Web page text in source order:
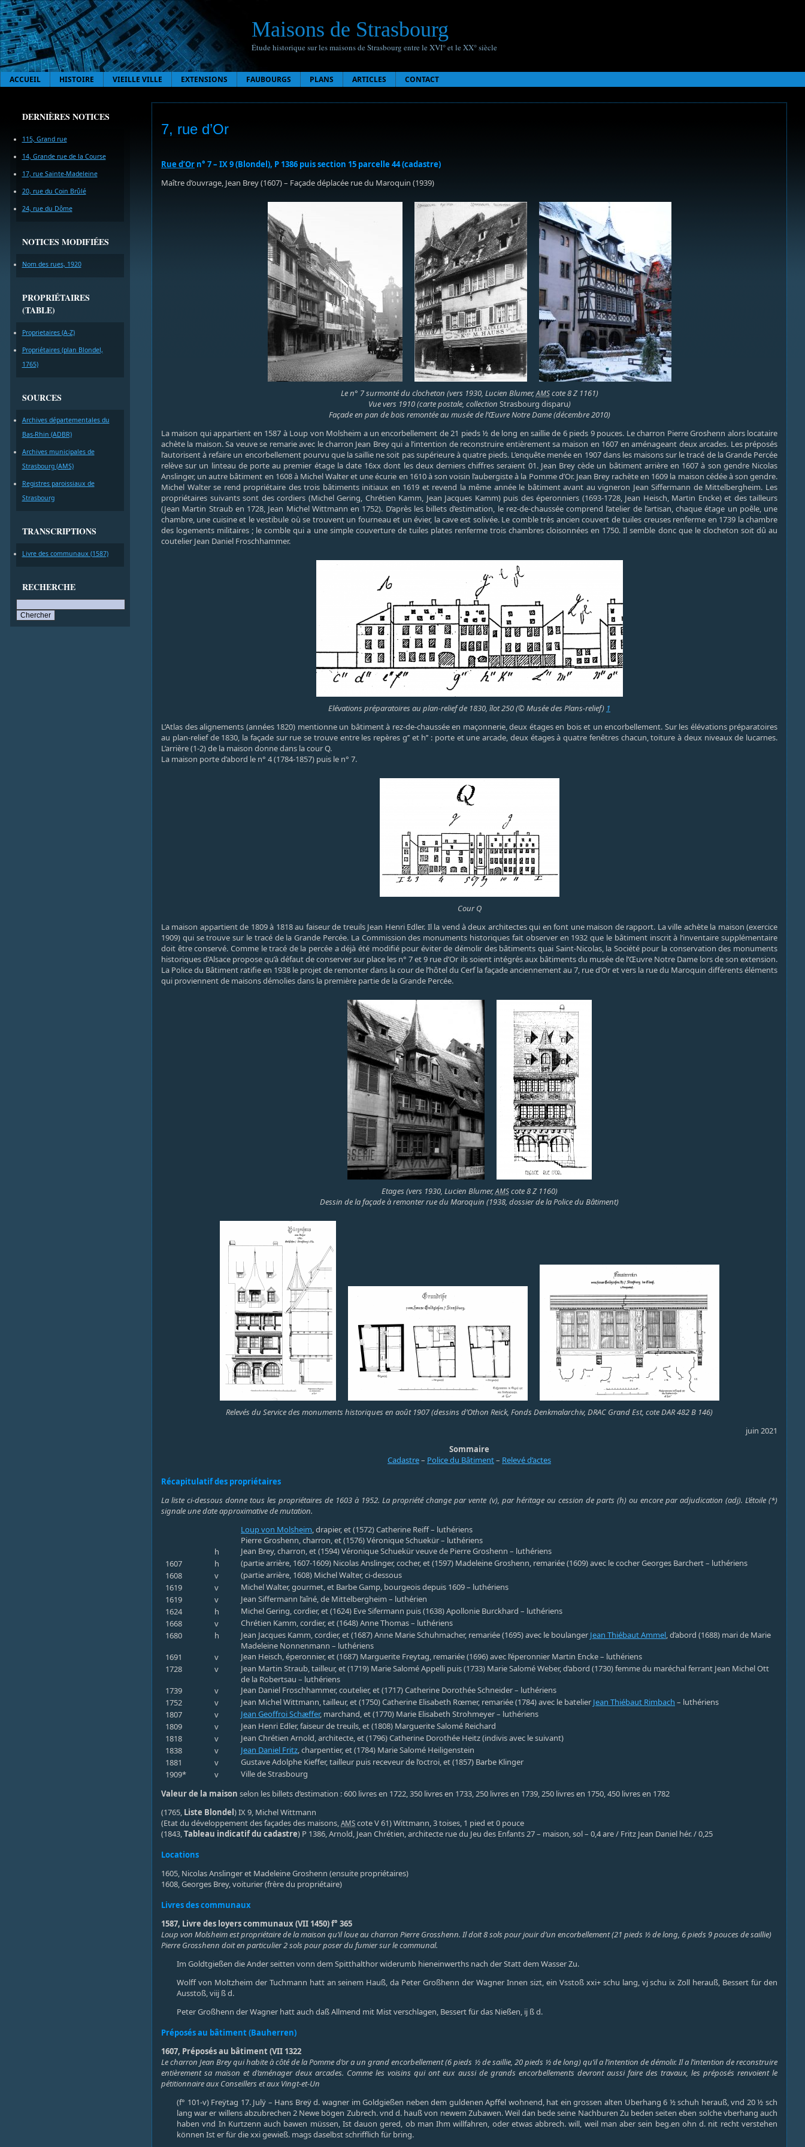
Maisons de Strasbourg
Étude historique sur les maisons de Strasbourg entre le XVI° et le XX° siècle
ACCUEIL HISTOIRE VIEILLE VILLE EXTENSIONS FAUBOURGS PLANS ARTICLES CONTACT
DERNIÈRES NOTICES
115, Grand rue
14, Grande rue de la Course
17, rue Sainte-Madeleine
20, rue du Coin Brûlé
24, rue du Dôme
NOTICES MODIFIÉES
Nom des rues, 1920
PROPRIÉTAIRES
(TABLE)
Proprietaires (A-Z)
Propriétaires (plan Blondel,
1765)
SOURCES
Archives départementales du
Bas-Rhin (ADBR)
Archives municipales de
Strasbourg (AMS)
Registres paroissiaux de
Strasbourg
TRANSCRIPTIONS
Livre des communaux (1587)
RECHERCHE
7, rue d’Or
Rue d’Or n° 7 – IX 9 (Blondel), P 1386 puis section 15 parcelle 44 (cadastre)
Maître d’ouvrage, Jean Brey (1607) – Façade déplacée rue du Maroquin (1939)
Le n° 7 surmonté du clocheton (vers 1930, Lucien Blumer,AMScote 8 Z 1161)
Vue vers 1910 (carte postale, collection Strasbourg disparu)
Façade en pan de bois remontée au musée de l’Œuvre Notre Dame (décembre 2010)
La maison qui appartient en 1587 à Loup von Molsheim a un encorbellement de 21 pieds ½ de long en saillie de 6 pieds 9 pouces. Le charron Pierre Groshenn alors locataire
achète la maison. Sa veuve se remarie avec le charron Jean Brey qui a l’intention de reconstruire entièrement sa maison en 1607 en aménageant deux arcades. Les préposés
l’autorisent à refaire un encorbellement pourvu que la saillie ne soit pas supérieure à quatre pieds. L’enquête menée en 1907 dans les maisons sur le tracé de la Grande Percée
relève sur un linteau de porte au premier étage la date 16xx dont les deux derniers chiffres seraient 01. Jean Brey cède un bâtiment arrière en 1607 à son gendre Nicolas
Anslinger, un autre bâtiment en 1608 à Michel Walter et une écurie en 1610 à son voisin l’aubergiste à la Pomme d’Or. Jean Brey rachète en 1609 la maison cédée à son gendre.
Michel Walter se rend propriétaire des trois bâtiments initiaux en 1619 et revend la même année le bâtiment avant au vigneron Jean Siffermann de Mittelbergheim. Les
propriétaires suivants sont des cordiers (Michel Gering, Chrétien Kamm, Jean Jacques Kamm) puis des éperonniers (1693-1728, Jean Heisch, Martin Encke) et des tailleurs
(Jean Martin Straub en 1728, Jean Michel Wittmann en 1752). D’après les billets d’estimation, le rez-de-chaussée comprend l’atelier de l’artisan, chaque étage un poêle, une
chambre, une cuisine et le vestibule où se trouvent un fourneau et un évier, la cave est solivée. Le comble très ancien couvert de tuiles creuses renferme en 1739 la chambre
des logements militaires ; le comble qui a une simple couverture de tuiles plates renferme trois chambres cloisonnées en 1750. Il semble donc que le clocheton soit dû au
coutelier Jean Daniel Froschhammer.
Elévations préparatoires au plan-relief de 1830, îlot 250 (© Musée des Plans-relief) 1
L’Atlas des alignements (années 1820) mentionne un bâtiment à rez-de-chaussée en maçonnerie, deux étages en bois et un encorbellement. Sur les élévations préparatoires
au plan-relief de 1830, la façade sur rue se trouve entre les repères g’’ et h’’ : porte et une arcade, deux étages à quatre fenêtres chacun, toiture à deux niveaux de lucarnes.
L’arrière (1-2) de la maison donne dans la cour Q.
La maison porte d’abord le n° 4 (1784-1857) puis le n° 7.
Cour Q
La maison appartient de 1809 à 1818 au faiseur de treuils Jean Henri Edler. Il la vend à deux architectes qui en font une maison de rapport. La ville achète la maison (exercice
1909) qui se trouve sur le tracé de la Grande Percée. La Commission des monuments historiques fait observer en 1932 que le bâtiment inscrit à l’inventaire supplémentaire
doit être conservé. Comme le tracé de la percée a déjà été modifié pour éviter de démolir des bâtiments quai Saint-Nicolas, la Société pour la conservation des monuments
historiques d’Alsace propose qu’à défaut de conserver sur place les n° 7 et 9 rue d’Or ils soient intégrés aux bâtiments du musée de l’Œuvre Notre Dame lors de son extension.
La Police du Bâtiment ratifie en 1938 le projet de remonter dans la cour de l’hôtel du Cerf la façade anciennement au 7, rue d’Or et vers la rue du Maroquin différents éléments
qui proviennent de maisons démolies dans la première partie de la Grande Percée.
Etages (vers 1930, Lucien Blumer,AMScote 8 Z 1160)
Dessin de la façade à remonter rue du Maroquin (1938, dossier de la Police du Bâtiment)
Relevés du Service des monuments historiques en août 1907 (dessins d’Othon Reick, Fonds Denkmalarchiv, DRAC Grand Est, cote DAR 482 B 146)
juin 2021
Sommaire
Cadastre– Police du Bâtiment– Relevé d’actes
Récapitulatif des propriétaires
La liste ci-dessous donne tous les propriétaires de 1603 à 1952. La propriété change par vente (v), par héritage ou cession de parts (h) ou encore par adjudication (adj). L’étoile (*)
signale une date approximative de mutation.
Loup von Molsheim , drapier, et (1572) Catherine Reiff – luthériens
Pierre Groshenn, charron, et (1576) Véronique Schuekür – luthériens
h
Jean Brey, charron, et (1594) Véronique Schuekür veuve de Pierre Groshenn – luthériens
1607
h
(partie arrière, 1607-1609) Nicolas Anslinger, cocher, et (1597) Madeleine Groshenn, remariée (1609) avec le cocher Georges Barchert – luthériens
1608
v
(partie arrière, 1608) Michel Walter, ci-dessous
1619
v
Michel Walter, gourmet, et Barbe Gamp, bourgeois depuis 1609 – luthériens
1619
v
Jean Siffermann l’aîné, de Mittelbergheim – luthérien
1624
h
Michel Gering, cordier, et (1624) Eve Sifermann puis (1638) Apollonie Burckhard – luthériens
1668
v
Chrétien Kamm, cordier, et (1648) Anne Thomas – luthériens
1680
h Jean Jacques Kamm, cordier, et (1687) Anne Marie Schuhmacher, remariée (1695) avec le boulanger Jean Thiébaut Ammel , d’abord (1688) mari de Marie
Madeleine Nonnenmann – luthériens
1691
v
Jean Heisch, éperonnier, et (1687) Marguerite Freytag, remariée (1696) avec l’éperonnier Martin Encke – luthériens
1728
v
Jean Martin Straub, tailleur, et (1719) Marie Salomé Appelli puis (1733) Marie Salomé Weber, d’abord (1730) femme du maréchal ferrant Jean Michel Ott
de la Robertsau – luthériens
1739
v
Jean Daniel Froschhammer, coutelier, et (1717) Catherine Dorothée Schneider – luthériens
1752
v Jean Michel Wittmann, tailleur, et (1750) Catherine Elisabeth Rœmer, remariée (1784) avec le batelier Jean Thiébaut Rimbach – luthériens
1807
v Jean Geoffroi Schæffer, marchand, et (1770) Marie Elisabeth Strohmeyer – luthériens
1809
v
Jean Henri Edler, faiseur de treuils, et (1808) Marguerite Salomé Reichard
1818
v
Jean Chrétien Arnold, architecte, et (1796) Catherine Dorothée Heitz (indivis avec le suivant)
1838
v Jean Daniel Fritz , charpentier, et (1784) Marie Salomé Heiligenstein
1881
v
Gustave Adolphe Kieffer, tailleur puis receveur de l’octroi, et (1857) Barbe Klinger
1909*
v
Ville de Strasbourg
Valeur de la maison selon les billets d’estimation : 600 livres en 1722, 350 livres en 1733, 250 livres en 1739, 250 livres en 1750, 450 livres en 1782
(1765, Liste Blondel) IX 9, Michel Wittmann
(Etat du développement des façades des maisons, AMScote V 61) Wittmann, 3 toises, 1 pied et 0 pouce
(1843, Tableau indicatif du cadastre) P 1386, Arnold, Jean Chrétien, architecte rue du Jeu des Enfants 27 – maison, sol – 0,4 are / Fritz Jean Daniel hér. / 0,25
Locations
1605, Nicolas Anslinger et Madeleine Groshenn (ensuite propriétaires)
1608, Georges Brey, voiturier (frère du propriétaire)
Livres des communaux
1587, Livre des loyers communaux (VII 1450) f° 365
Loup von Molsheim est propriétaire de la maison qu’il loue au charron Pierre Grosshenn. Il doit 8 sols pour jouir d’un encorbellement (21 pieds ½ de long, 6 pieds 9 pouces de saillie)
Pierre Grosshenn doit en particulier 2 sols pour poser du fumier sur le communal.
Im Goldtgießen die Ander seitten vonn dem Spitthalthor widerumb hieneinwerths nach der Statt dem Wasser Zu.
Wolff von Moltzheim der Tuchmann hatt an seinem Hauß, da Peter Großhenn der Wagner Innen sizt, ein Vsstoß xxi+ schu lang, vj schu ix Zoll herauß, Bessert für den
Ausstoß, viij ß d.
Peter Großhenn der Wagner hatt auch daß Allmend mit Mist verschlagen, Bessert für das Nießen, ij ß d.
Préposés au bâtiment (Bauherren)
1607, Préposés au bâtiment (VII 1322
Le charron Jean Brey qui habite à côté de la Pomme d’or a un grand encorbellement (6 pieds ½ de saillie, 20 pieds ½ de long) qu’il a l’intention de démolir. Il a l’intention de reconstruire
entièrement sa maison et d’aménager deux arcades. Comme les voisins qui ont eux aussi de grands encorbellements devront aussi faire des travaux, les préposés renvoient le
pétitionnaire aux Conseillers et aux Vingt-et-Un
(f° 101-v) Freÿtag 17. Julÿ – Hans Breÿ d. wagner im Goldgießen neben dem guldenen Apffel wohnend, hat ein grossen alten Uberhang 6 ½ schuh herauß, vnd 20 ½ sch
lang war er willens abzubrechen 2 Newe bögen Zubrech. vnd d. hauß von newem Zubawen. Weil dan bede seine Nachburen Zu beden seiten eben solche vberhang auch
haben vnd In Kurtzenn auch bawen müssen, Ist dauon gered, ob man Ihm willfahren, oder etwas abbrech. will, weil man aber sein beg.en ohn d. nit recht verstehen
können Ist er für die xxi gewieß. mags daselbst schrifflich für bring.